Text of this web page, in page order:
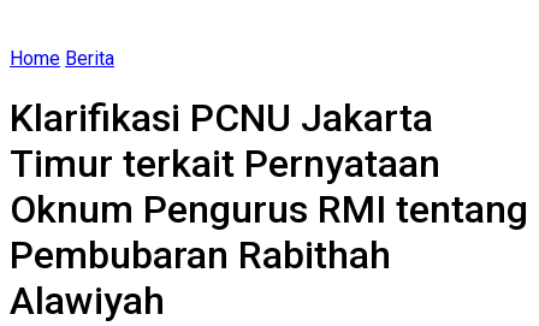
Home Berita
Klarifikasi PCNU Jakarta
Timur terkait Pernyataan
Oknum Pengurus RMI tentang
Pembubaran Rabithah
Alawiyah